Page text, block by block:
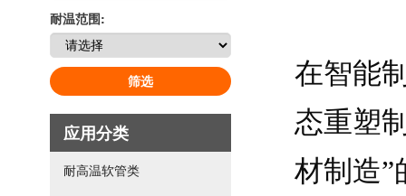
耐温范围:
筛选
应用分类
耐高温软管类
在智能
态重塑
材制造”